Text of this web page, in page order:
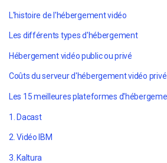
L'histoire de l'hébergement vidéo
Les différents types d'hébergement
Hébergement vidéo public ou privé
Coûts du serveur d'hébergement vidéo privé
1. Dacast
2. Vidéo IBM
3. Kaltura